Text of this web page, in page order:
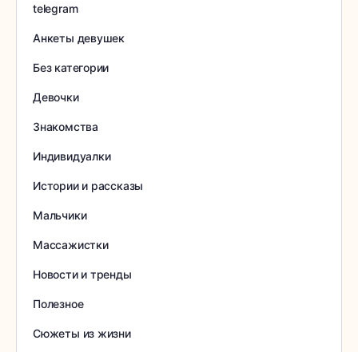
telegram
Анкеты девушек
Без категории
Девочки
Знакомства
Индивидуалки
Истории и рассказы
Мальчики
Массажистки
Новости и тренды
Полезное
Сюжеты из жизни